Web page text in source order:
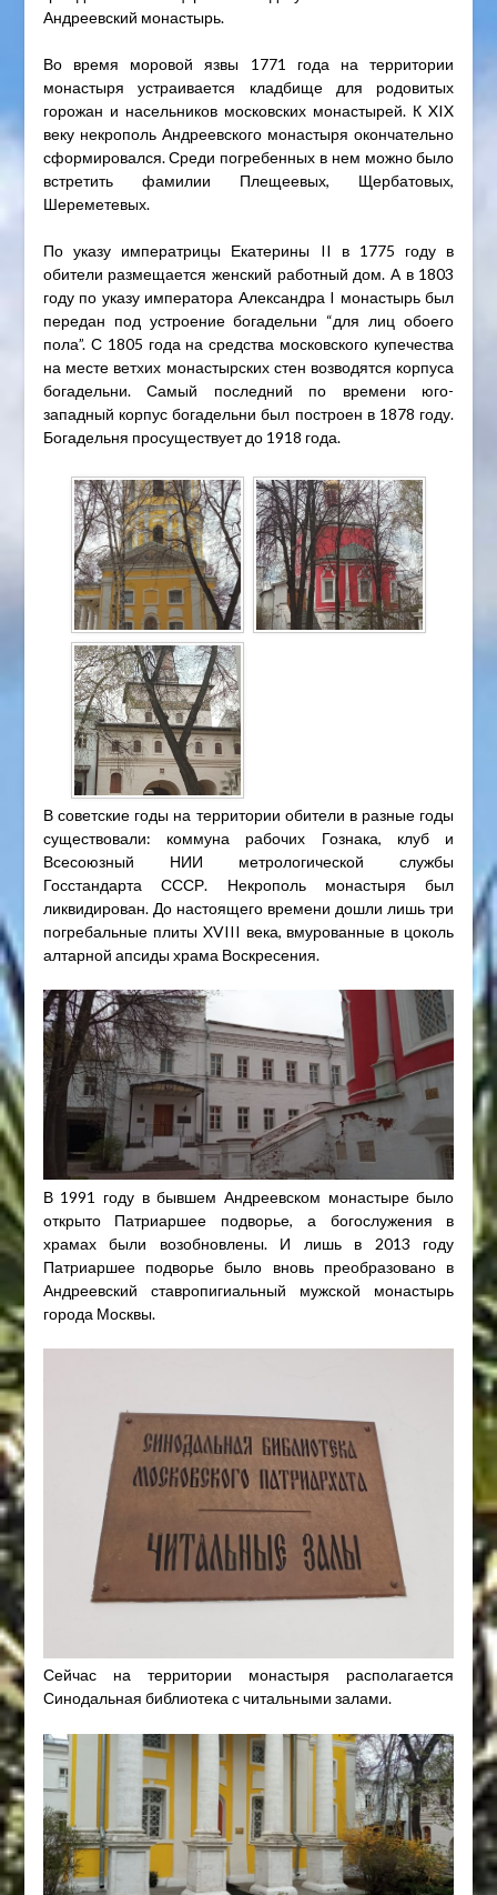
Андреевский монастырь.
Во время моровой язвы 1771 года на территории
монастыря устраивается кладбище для родовитых
горожан и насельников московских монастырей. К XIX
веку некрополь Андреевского монастыря окончательно
сформировался. Среди погребенных в нем можно было
встретить фамилии Плещеевых, Щербатовых,
Шереметевых.
По указу императрицы Екатерины II в 1775 году в
обители размещается женский работный дом. А в 1803
году по указу императора Александра I монастырь был
передан под устроение богадельни “для лиц обоего
пола”. С 1805 года на средства московского купечества
на месте ветхих монастырских стен возводятся корпуса
богадельни. Самый последний по времени юго-
западный корпус богадельни был построен в 1878 году.
Богадельня просуществует до 1918 года.
В советские годы на территории обители в разные годы
существовали: коммуна рабочих Гознака, клуб и
Всесоюзный НИИ метрологической службы
Госстандарта СССР. Некрополь монастыря был
ликвидирован. До настоящего времени дошли лишь три
погребальные плиты XVIII века, вмурованные в цоколь
алтарной апсиды храма Воскресения.
В 1991 году в бывшем Андреевском монастыре было
открыто Патриаршее подворье, а богослужения в
храмах были возобновлены. И лишь в 2013 году
Патриаршее подворье было вновь преобразовано в
Андреевский ставропигиальный мужской монастырь
города Москвы.
Сейчас на территории монастыря располагается
Синодальная библиотека с читальными залами.